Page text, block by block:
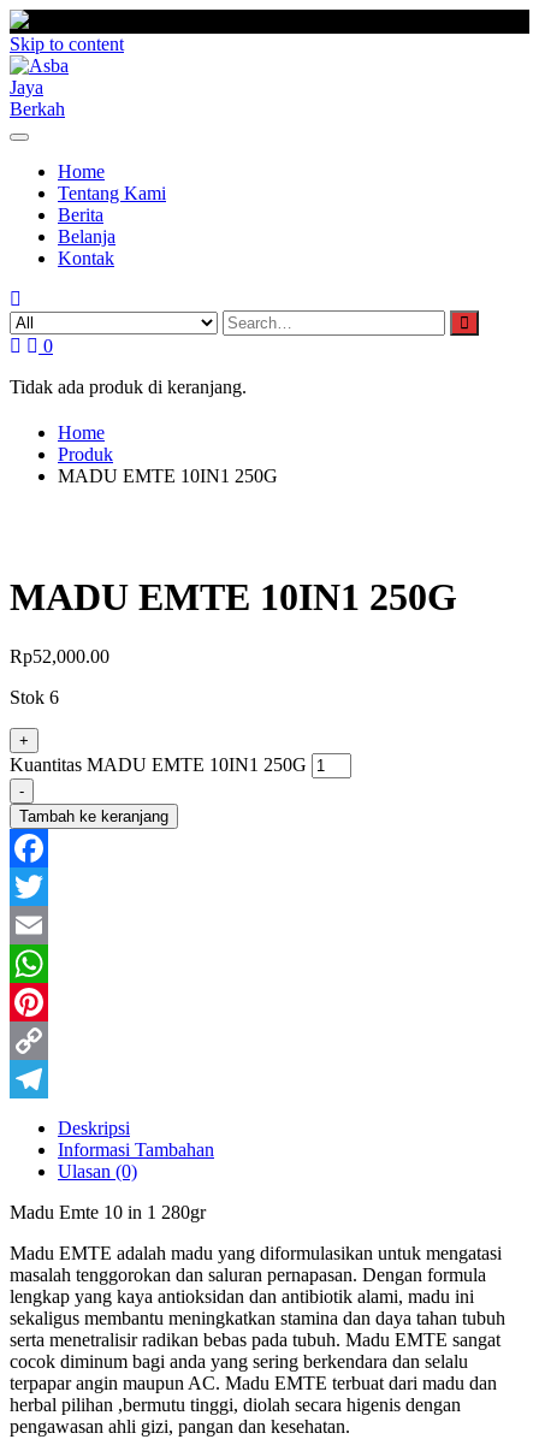
Skip to content
Home
Tentang Kami
Berita
Belanja
Kontak
0
Tidak ada produk di keranjang.
Home
Produk
MADU EMTE 10IN1 250G
MADU EMTE 10IN1 250G
Rp52,000.00
Stok 6
+
Kuantitas MADU EMTE 10IN1 250G
-
Tambah ke keranjang
Facebook
Twitter
Email
WhatsApp
Pinterest
Copy
Telegram
Deskripsi
Informasi Tambahan
Ulasan (0)
Madu Emte 10 in 1 280gr
Madu EMTE adalah madu yang diformulasikan untuk mengatasi
masalah tenggorokan dan saluran pernapasan. Dengan formula
lengkap yang kaya antioksidan dan antibiotik alami, madu ini
sekaligus membantu meningkatkan stamina dan daya tahan tubuh
serta menetralisir radikan bebas pada tubuh. Madu EMTE sangat
cocok diminum bagi anda yang sering berkendara dan selalu
terpapar angin maupun AC. Madu EMTE terbuat dari madu dan
herbal pilihan ,bermutu tinggi, diolah secara higenis dengan
pengawasan ahli gizi, pangan dan kesehatan.